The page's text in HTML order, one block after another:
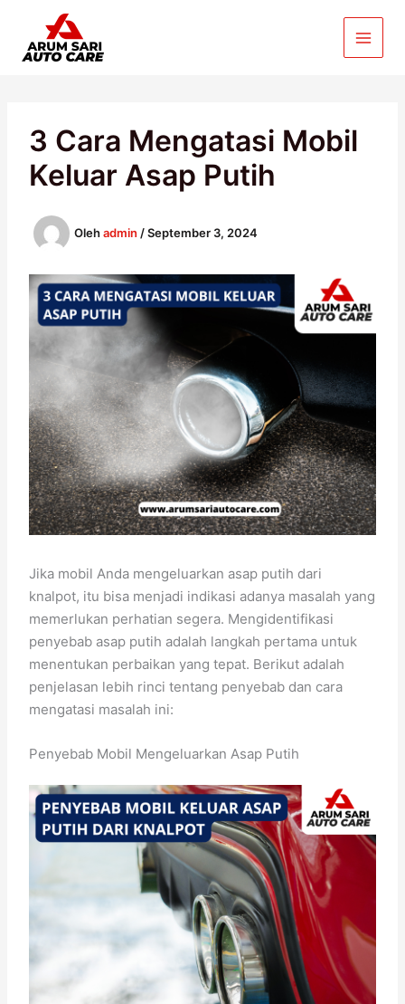
konten
3 Cara Mengatasi Mobil
Keluar Asap Putih
Olehadmin /September 3, 2024
Jika mobil Anda mengeluarkan asap putih dari
knalpot, itu bisa menjadi indikasi adanya masalah yang
memerlukan perhatian segera. Mengidentifikasi
penyebab asap putih adalah langkah pertama untuk
menentukan perbaikan yang tepat. Berikut adalah
penjelasan lebih rinci tentang penyebab dan cara
mengatasi masalah ini:
Penyebab Mobil Mengeluarkan Asap Putih